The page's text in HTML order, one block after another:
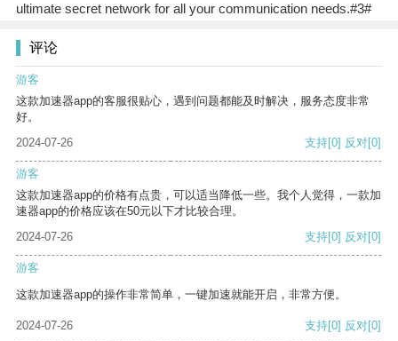
ultimate secret network for all your communication needs.#3#
评论
游客
这款加速器app的客服很贴心，遇到问题都能及时解决，服务态度非常
好。
2024-07-26
支持[0] 反对[0]
游客
这款加速器app的价格有点贵，可以适当降低一些。我个人觉得，一款加
速器app的价格应该在50元以下才比较合理。
2024-07-26
支持[0] 反对[0]
游客
这款加速器app的操作非常简单，一键加速就能开启，非常方便。
2024-07-26 支持[0] 反对[0]